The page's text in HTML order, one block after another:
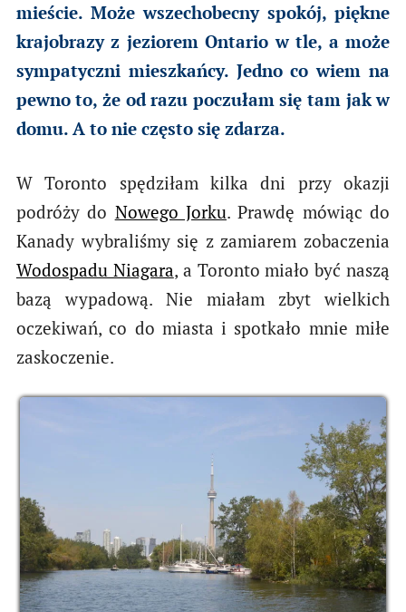
mieście. Może wszechobecny spokój, piękne
krajobrazy z jeziorem Ontario w tle, a może
sympatyczni mieszkańcy. Jedno co wiem na
pewno to, że od razu poczułam się tam jak w
domu. A to nie często się zdarza.
W Toronto spędziłam kilka dni przy okazji
podróży do Nowego Jorku. Prawdę mówiąc do
Kanady wybraliśmy się z zamiarem zobaczenia
Wodospadu Niagara, a Toronto miało być naszą
bazą wypadową. Nie miałam zbyt wielkich
oczekiwań, co do miasta i spotkało mnie miłe
zaskoczenie.